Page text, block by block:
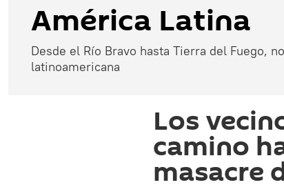
América Latina
Desde el Río Bravo hasta Tierra del Fuego,
latinoamericana
Los
camino
masacre